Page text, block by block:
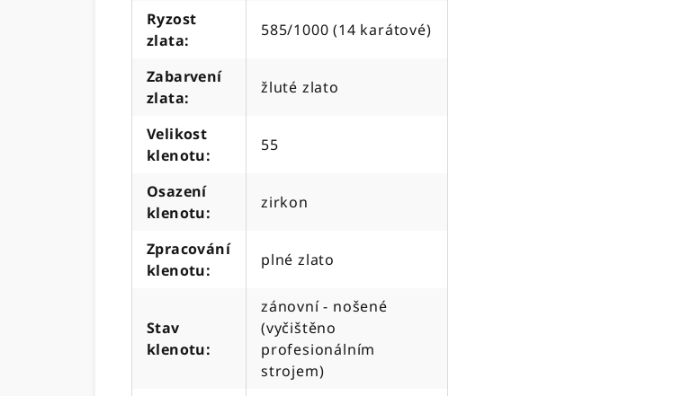
Ryzost
zlata:
585/1000 (14 karátové)
Zabarvení
zlata:
žluté zlato
Velikost
klenotu:
55
Osazení
klenotu:
zirkon
Zpracování
klenotu:
plné zlato
Stav
klenotu:
zánovní - nošené
(vyčištěno
profesionálním
strojem)